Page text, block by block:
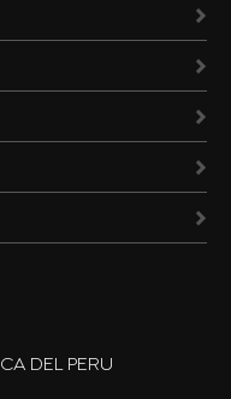
DEL PERU